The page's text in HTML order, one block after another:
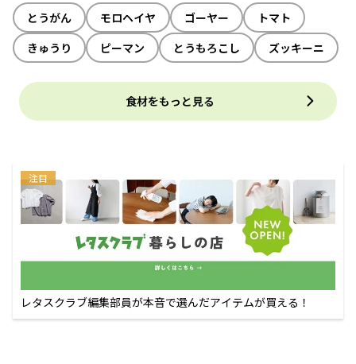
とうがん モロヘイヤ ゴーヤー
トマト
きゅうり
ピーマン とうもろこし ズッキーニ
食材をもっと見る
注目
レタスクラブ編集部員が本音で選んだアイテムが買える！